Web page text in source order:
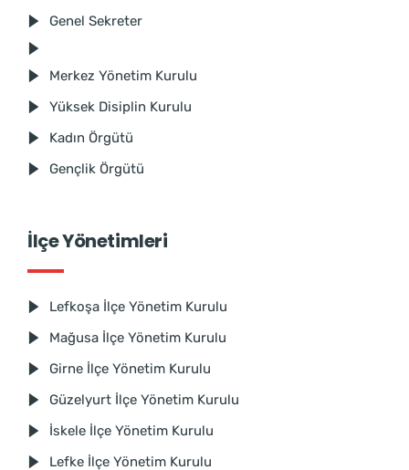
Genel Sekreter
Merkez Yönetim Kurulu
Yüksek Disiplin Kurulu
Kadın Örgütü
Gençlik Örgütü
İlçe Yönetimleri
Lefkoşa İlçe Yönetim Kurulu
Mağusa İlçe Yönetim Kurulu
Girne İlçe Yönetim Kurulu
Güzelyurt İlçe Yönetim Kurulu
İskele İlçe Yönetim Kurulu
Lefke İlçe Yönetim Kurulu